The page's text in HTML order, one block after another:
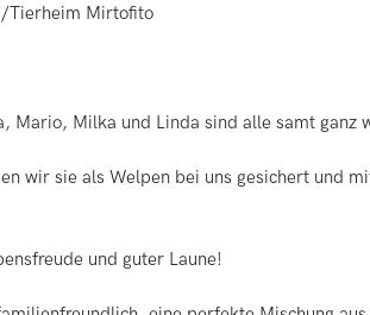
Tierheim Mirtofito
Mario, Milka und Linda sind alle samt ganz
wir sie als Welpen bei uns gesichert und
und guter Laune!